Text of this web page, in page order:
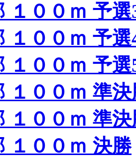
１００ｍ 予選
１００ｍ 予選
１００ｍ 予選
１００ｍ 準
１００ｍ 準
１００ｍ 決勝